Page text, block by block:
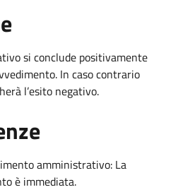
si conclude positivamente
In caso contrario
l’esito negativo.
amministrativo: La
è immediata.